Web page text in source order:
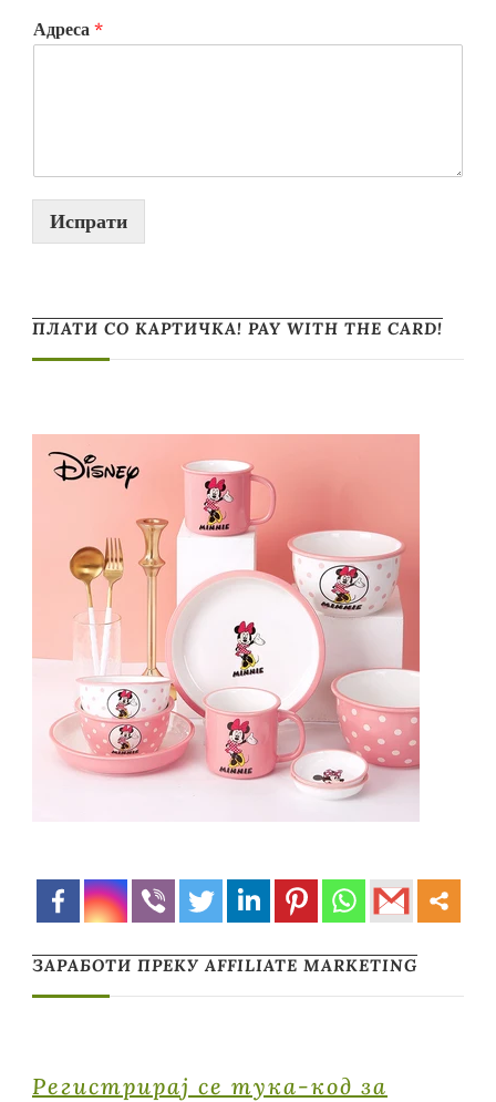
Адреса *
Испрати
ПЛАТИ СО КАРТИЧКА! PAY WITH THE CARD!
ЗАРАБОТИ ПРЕКУ AFFILIATE MARKETING
Регистрирај се тука-код за